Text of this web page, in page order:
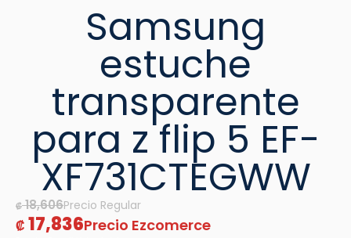
Samsung
estuche
transparente
para z flip 5 EF-
XF731CTEGWW
₡18,606
₡ 17,836